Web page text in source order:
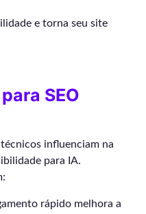
e torna seu site
SEO
influenciam na
para IA.
rápido melhora a